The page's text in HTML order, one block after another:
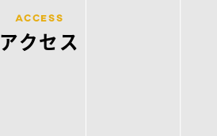
ACCESS
アクセス